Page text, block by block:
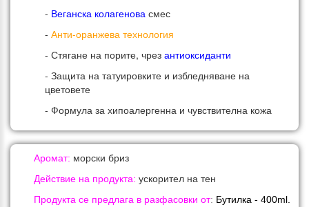
- Веганска колагенова смес
- Анти-оранжева технология
- Стягане на порите, чрез антиоксиданти
- Защита на татуировките и избледняване на
цветовете
- Формула за хипоалергенна и чувствителна кожа
Аромат: морски бриз
Действие на продукта: ускорител на тен
Продукта се предлага в разфасовки от: Бутилка - 400ml.